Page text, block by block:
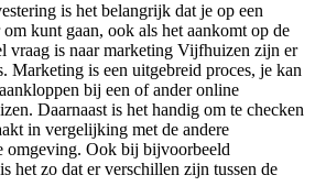
is het belangrijk dat je op een
kunt gaan, ook als het aankomt op de
vraag is naar marketing Vijfhuizen zijn er
Marketing is een uitgebreid proces, je kan
bij een of ander online
Daarnaast is het handig om te checken
in vergelijking met de andere
omgeving. Ook bij bijvoorbeeld
het zo dat er verschillen zijn tussen de